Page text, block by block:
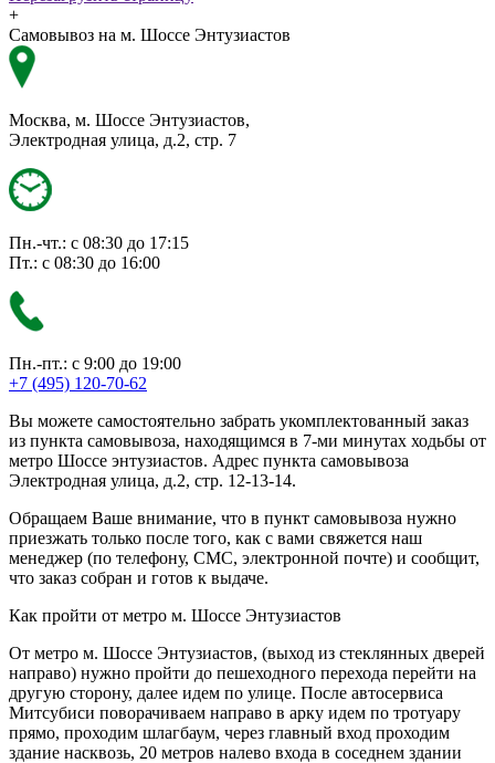
+
Самовывоз на м. Шоссе Энтузиастов
Москва, м. Шоссе Энтузиастов,
Электродная улица, д.2, стр. 7
Пн.-чт.: с 08:30 до 17:15
Пт.: с 08:30 до 16:00
Пн.-пт.: с 9:00 до 19:00
+7 (495) 120-70-62
Вы можете самостоятельно забрать укомплектованный заказ
из пункта самовывоза, находящимся в 7-ми минутах ходьбы от
метро Шоссе энтузиастов. Адрес пункта самовывоза
Электродная улица, д.2, стр. 12-13-14.
Обращаем Ваше внимание, что в пункт самовывоза нужно
приезжать только после того, как с вами свяжется наш
менеджер (по телефону, СМС, электронной почте) и сообщит,
что заказ собран и готов к выдаче.
Как пройти от метро м. Шоссе Энтузиастов
От метро м. Шоссе Энтузиастов, (выход из стеклянных дверей
направо) нужно пройти до пешеходного перехода перейти на
другую сторону, далее идем по улице. После автосервиса
Митсубиси поворачиваем направо в арку идем по тротуару
прямо, проходим шлагбаум, через главный вход проходим
здание насквозь, 20 метров налево входа в соседнем здании